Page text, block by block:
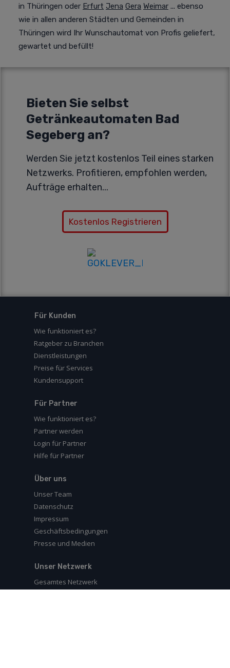
in Thüringen oder Erfurt Jena Gera Weimar ... ebenso
wie in allen anderen Städten und Gemeinden in
Thüringen wird Ihr Wunschautomat von Profis geliefert,
gewartet und befüllt!
Bieten Sie selbst
Getränkeautomaten Bad
Segeberg an?
Werden Sie jetzt kostenlos Teil eines starken
Netzwerks. Profitieren, empfohlen werden,
Aufträge erhalten...
Kostenlos Registrieren
Für Kunden
Wie funktioniert es?
Ratgeber zu Branchen
Dienstleistungen
Preise für Services
Kundensupport
Für Partner
Wie funktioniert es?
Partner werden
Login für Partner
Hilfe für Partner
Über uns
Unser Team
Datenschutz
Impressum
Geschäftsbedingungen
Presse und Medien
Unser Netzwerk
Gesamtes Netzwerk